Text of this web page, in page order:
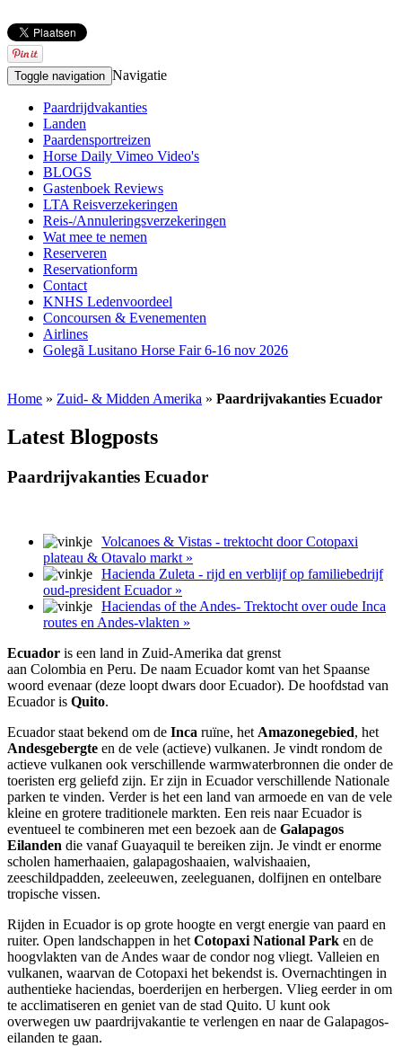
Toggle navigation Navigatie
Paardrijdvakanties
Landen
Paardensportreizen
Horse Daily Vimeo Video's
BLOGS
Gastenboek Reviews
LTA Reisverzekeringen
Reis-/Annuleringsverzekeringen
Wat mee te nemen
Reserveren
Reservationform
Contact
KNHS Ledenvoordeel
Concoursen & Evenementen
Airlines
Golegã Lusitano Horse Fair 6-16 nov 2026
Home » Zuid- & Midden Amerika » Paardrijvakanties Ecuador
Latest Blogposts
Paardrijvakanties Ecuador
Volcanoes & Vistas - trektocht door Cotopaxi
plateau & Otavalo markt »
Hacienda Zuleta - rijd en verblijf op familiebedrijf
oud-president Ecuador »
Haciendas of the Andes- Trektocht over oude Inca
routes en Andes-vlakten »
Ecuador is een land in Zuid-Amerika dat grenst
aan Colombia en Peru. De naam Ecuador komt van het Spaanse
woord evenaar (deze loopt dwars door Ecuador). De hoofdstad van
Ecuador is Quito.
Ecuador staat bekend om de Inca ruïne, hetAmazonegebied, het
Andesgebergte en de vele (actieve) vulkanen. Je vindt rondom de
actieve vulkanen ook verschillende warmwaterbronnen die onder de
toeristen erg geliefd zijn. Er zijn in Ecuador verschillende Nationale
parken te vinden. Verder is het een land van armoede en van de vele
kleine en grotere traditionele markten. Een reis naar Ecuador is
eventueel te combineren met een bezoek aan de Galapagos
Eilanden die vanaf Guayaquil te bereiken zijn. Je vindt er enorme
scholen hamerhaaien, galapagoshaaien, walvishaaien,
zeeschildpadden, zeeleeuwen, zeeleguanen, dolfijnen en ontelbare
tropische vissen.
Rijden in Ecuador is op grote hoogte en vergt energie van paard en
ruiter. Open landschappen in hetCotopaxi National Park en de
hoogvlakten van de Andes waar de condor nog vliegt. Valleien en
vulkanen, waarvan de Cotopaxi het bekendst is. Overnachtingen in
authentieke haciendas, boerderijen en herbergen. Vlieg eerder in om
te acclimatiseren en geniet van de stad Quito. U kunt ook
overwegen uw paardrijvakantie te verlengen en naar de Galapagos-
eilanden te gaan.